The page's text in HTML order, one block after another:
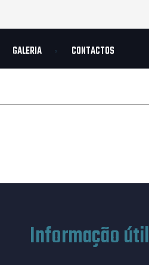
GALERIA CONTACTOS
Informação útil